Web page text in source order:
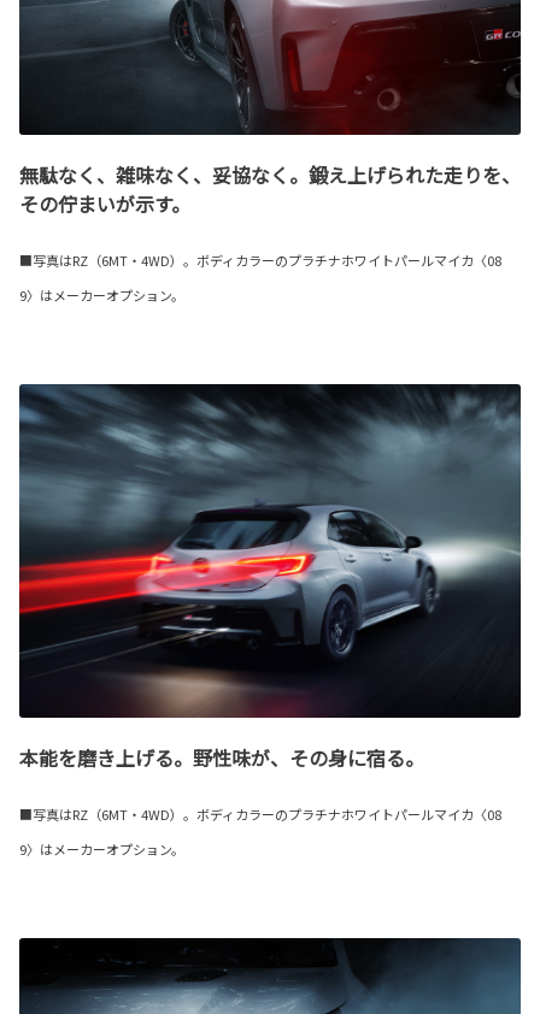
無駄なく、雑味なく、妥協なく。鍛え上げられた走りを、
その佇まいが示す。
■写真はRZ（6MT・4WD）。ボディカラーのプラチナホワイトパールマイカ〈08
9〉はメーカーオプション。
本能を磨き上げる。野性味が、その身に宿る。
■写真はRZ（6MT・4WD）。ボディカラーのプラチナホワイトパールマイカ〈08
9〉はメーカーオプション。